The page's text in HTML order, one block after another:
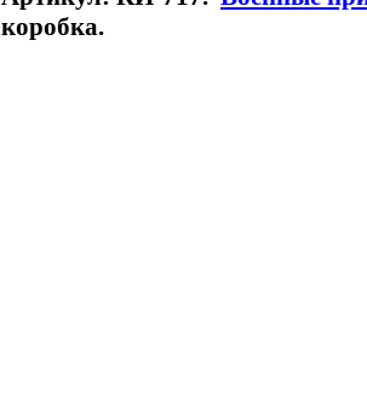
коробка.